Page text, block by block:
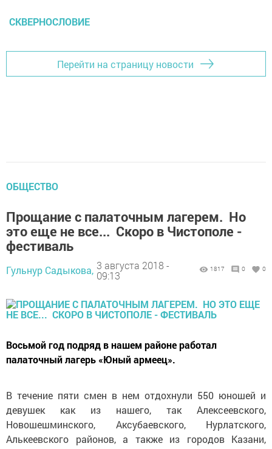
СКВЕРНОСЛОВИЕ
Перейти на страницу новости
ОБЩЕСТВО
Прощание с палаточным лагерем. Но
это еще не все... Скоро в Чистополе -
фестиваль
Гульнур Садыкова, 3 августа 2018 -
09:13
1817 0 0
Восьмой год подряд в нашем районе работал
палаточный лагерь «Юный армеец».
В течение пяти смен в нем отдохнули 550 юношей и
девушек как из нашего, так Алексеевского,
Новошешминского, Аксубаевского, Нурлатского,
Алькеевского районов, а также из городов Казани,